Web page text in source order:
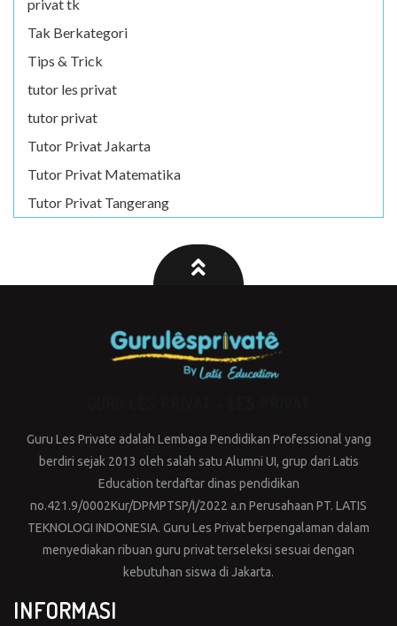
privat tk
Tak Berkategori
Tips & Trick
tutor les privat
tutor privat
Tutor Privat Jakarta
Tutor Privat Matematika
Tutor Privat Tangerang
Guru Les Private adalah Lembaga Pendidikan Professional yang
berdiri sejak 2013 oleh salah satu Alumni UI, grup dari Latis
Education terdaftar dinas pendidikan
no.421.9/0002Kur/DPMPTSP/I/2022 a.n Perusahaan PT. LATIS
TEKNOLOGI INDONESIA. Guru Les Privat berpengalaman dalam
menyediakan ribuan guru privat terseleksi sesuai dengan
kebutuhan siswa di Jakarta.
INFORMASI